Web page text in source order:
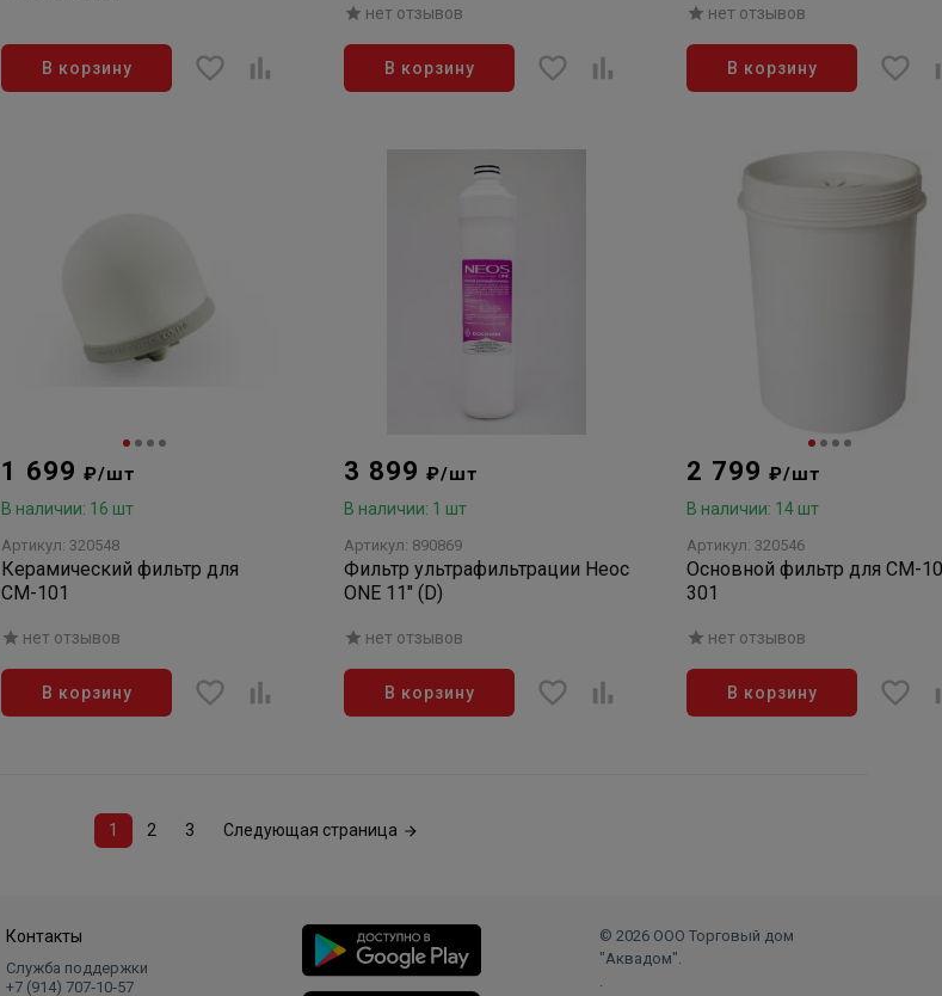
В корзину
нет отзывов
В корзину
нет отзывов
В корзину
1 699 ₽/шт
В наличии: 16 шт
Артикул: 320548
Керамический фильтр для
СМ-101
нет отзывов
В корзину
3 899 ₽/шт
В наличии: 1 шт
Артикул: 890869
Фильтр ультрафильтрации Неос
ONE 11" (D)
нет отзывов
В корзину
2 799 ₽/шт
В наличии: 14 шт
Артикул: 320546
Основной фильтр для СМ-
301
нет отзывов
В корзину
1 2 3 Следующая страница
Контакты
Служба поддержки
+7 (914) 707‑10‑57
© 2026 ООО Торговый дом
"Аквадом".
.